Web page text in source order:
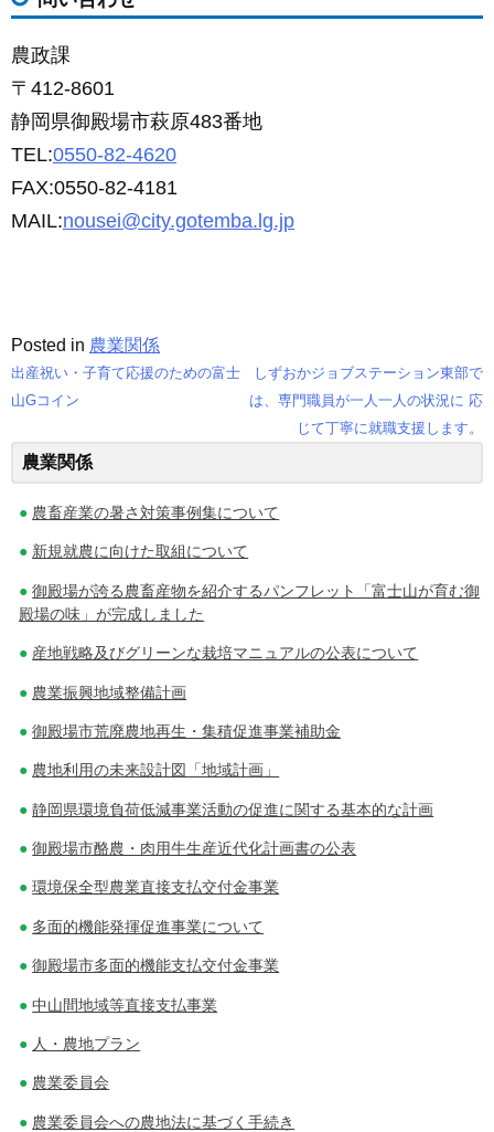
農政課
〒412-8601
静岡県御殿場市萩原483番地
TEL:0550-82-4620
FAX:0550-82-4181
MAIL:nousei@city.gotemba.lg.jp
Posted in 農業関係
投
稿
ナ
ビ
ー
シ
ョ
ン
出産祝い・子育て応援のための富士
山Gコイン
しずおかジョブステーション東部で
は、専門職員が一人一人の状況に 応
じて丁寧に就職支援します。
農業関係
農畜産業の暑さ対策事例集について
新規就農に向けた取組について
御殿場が誇る農畜産物を紹介するパンフレット「富士山が育む御
殿場の味」が完成しました
産地戦略及びグリーンな栽培マニュアルの公表について
農業振興地域整備計画
御殿場市荒廃農地再生・集積促進事業補助金
農地利用の未来設計図「地域計画」
静岡県環境負荷低減事業活動の促進に関する基本的な計画
御殿場市酪農・肉用牛生産近代化計画書の公表
環境保全型農業直接支払交付金事業
多面的機能発揮促進事業について
御殿場市多面的機能支払交付金事業
中山間地域等直接支払事業
人・農地プラン
農業委員会
農業委員会への農地法に基づく手続き